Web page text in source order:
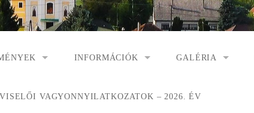
HÁZ
INFORMÁCIÓK
E-ÜGYINTÉZÉS
GALÉRIA
ESEMÉNYEK
VAGYONNYILATKOZATOK – 2026. ÉV